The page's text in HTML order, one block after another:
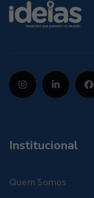
Institucional
Quem Somos